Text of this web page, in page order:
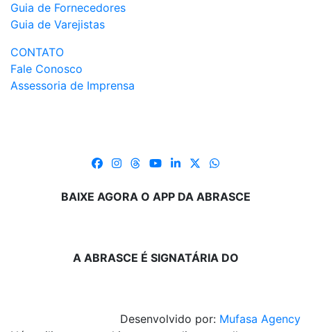
Guia de Fornecedores
Guia de Varejistas
CONTATO
Fale Conosco
Assessoria de Imprensa
BAIXE AGORA O APP DA ABRASCE
A ABRASCE É SIGNATÁRIA DO
Desenvolvido por: Mufasa Agency